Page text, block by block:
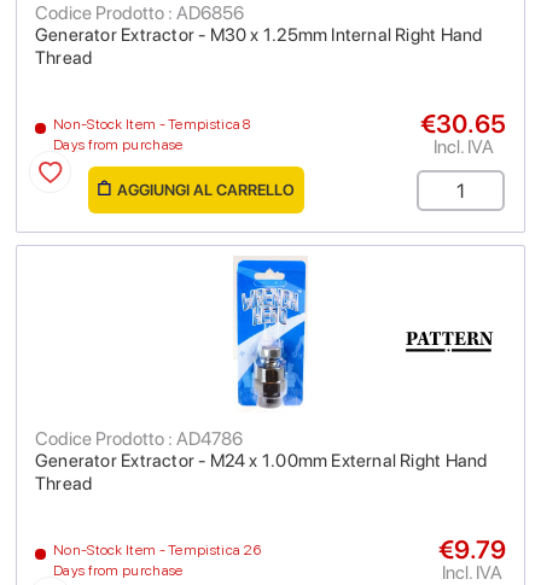
Generator Extractor - M30 x 1.25mm Internal Right Hand
Thread
Codice Prodotto : AD6856
Non-Stock Item - Tempistica 8
Days from purchase
€30.65
Incl. IVA
AGGIUNGI AL CARRELLO
Generator Extractor - M24 x 1.00mm External Right Hand
Thread
Codice Prodotto : AD4786
Non-Stock Item - Tempistica 26
Days from purchase
€9.79
Incl. IVA